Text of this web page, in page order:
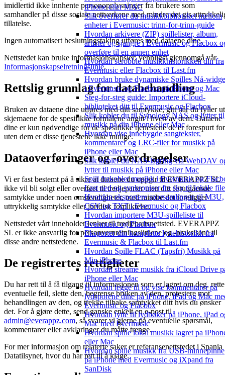
iPhone eller MAC
Slik overfører du musikkbiblioteket mellom
enheter i Evermusic: trinn-for-trinn-guide
Hvordan arkivere (ZIP) spillelister, album,
artister og sjangre i Evermusic og Flacbox
overføre til en annen enhet
Hvordan scrobble musikkhistorikken din fra
Evermusic eller Flacbox til Last.fm
Hvordan bruke dynamiske Spilles Nå-
i Evermusic og Flacbox på iPhone og Mac
Steg-for-steg guide: Importere iCloud-
biblioteket ditt til Evermusic og Flacbox
Slik kobler du til Synology NAS og lytter til
musikk på din iPhone eller Mac
Hvordan vise innebygde sangtekster,
kommentarer og LRC-filer for musikk på
iPhone eller Mac
Slik kobler du NAS-lagring via WebDAV
lytter til musikk på iPhone eller Mac
Spill frakoblet musikk i Evermusic og
Last ned og synkroniser fra sky til lokale
Hvordan eksportere sporsamlingen til M3U,
CSV og TXT i Evermusic og Flacbox
Hvordan importere M3U-spilleliste til
Evermusic og Flacbox
Eksporter din komplette lyttehistorikk fra
Evermusic & Flacbox til Last.fm
Hvordan Spille FLAC (Tapsfri) Musikk på
Min iPhone
Hvordan streame musikk fra iCloud Drive
iPhone eller Mac
Hvordan legge til og vise kommentarer på
lydsporene dine på iPhone, iPad og Mac
Evermusic og Flacbox
Hvordan lytte til lydbøker på iPhone, iPad
Mac med Evermusic
Hvordan spille lokal musikk lagret pa
eller Mac
Hvordan spille musikk fra USB-minnepinne
på iPhone med Evermusic og iXpand fra
SanDisk
imidlertid ikke innhente personopplysninger fra brukere som
samhandler på disse sosiale nettverkene med mindre det gis
tillatelse.
Ingen automatisert beslutningstaking utføres med dataene dine.
Nettstedet kan bruke informasjonskapsler; vennligst gjennomgå vår
Informasjonskapselretningslinje.
Rettslig grunnlag for databehandling
Bruken av dataene dine utføres med ditt samtykke, gitt når du fyller ut
skjemaene for de spesifikke formålene angitt i hvert av dem. Dataene
dine er kun nødvendige for de spesifikke tjenestene de er forespurt
uten dem er disse tjenestene ikke mulige.
Dataoverføringer og -overdragelser
Vi er fast bestemt på å sikre at dataene du oppgir til EVERAPPZ SL
ikke vil bli solgt eller overført til tredjeparter uten ditt forutgående
samtykke under noen omstendigheter, med mindre det foreligger
uttrykkelig samtykke eller juridisk forpliktelse.
Nettstedet vårt inneholder lenker til tredjepartsnettsted. EVERAPPZ
SL er ikke ansvarlig for personvernretningslinjene og -praksisene til
disse andre nettstedene.
De registrertes rettigheter
Du har rett til å få tilgang til informasjonen som er lagret om deg, rette
eventuelle feil, slette den, begrense bruken av den, protestere mot
behandlingen av den, og trekke tilbake samtykket ditt hvis du ønsker
det. For å gjøre dette, send ganske enkelt en e-post til
admin@everappz.com, så svarer vi gjerne på eventuelle spørsmål,
kommentarer eller avklaringer du måtte trenge.
For mer informasjon om relaterte saker er referansenettstedet i Spania
Datatilsynet, hvor du har rett til å klage.